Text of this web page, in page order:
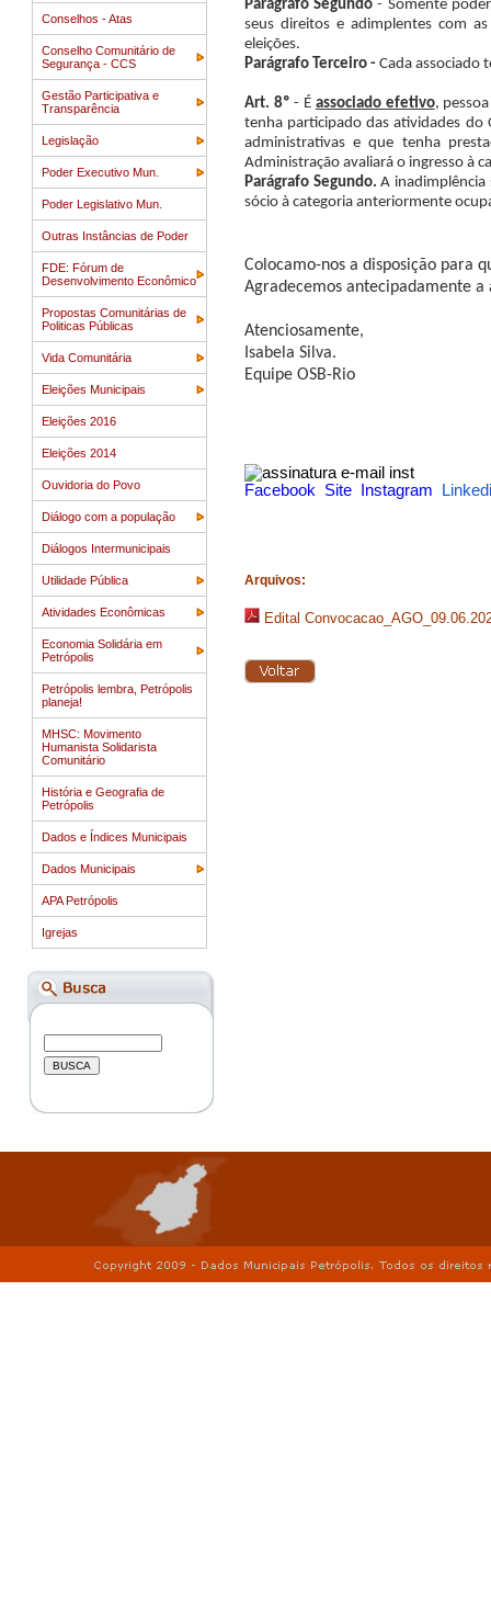
Conselhos - Atas
Conselho Comunitário de
Segurança - CCS
Gestão Participativa e
Transparência
Legislação
Poder Executivo Mun.
Poder Legislativo Mun.
Outras Instâncias de Poder
FDE: Fórum de
Desenvolvimento Econômico
Propostas Comunitárias de
Politicas Públicas
Vida Comunitária
Eleições Municipais
Eleições 2016
Eleições 2014
Ouvidoria do Povo
Diálogo com a população
Diálogos Intermunicipais
Utilidade Pública
Atividades Econômicas
Economia Solidária em
Petrópolis
Petrópolis lembra, Petrópolis
planeja!
MHSC: Movimento
Humanista Solidarista
Comunitário
História e Geografia de
Petrópolis
Dados e Índices Municipais
Dados Municipais
APA Petrópolis
Igrejas
Parágrafo Segundo- Somente
seus direitos e adimplentes com
eleições.
Parágrafo Terceiro - Cada associado
Art. 8º- É associado efetivo,
tenha participado das atividades do
administrativas e que tenha
Administração avaliará o ingresso à
Parágrafo Segundo.A inadimplência
sócio à categoria anteriormente
Colocamo-nos a disposição para
Agradecemos antecipadamente
Atenciosamente,
Isabela Silva.
Equipe OSB-Rio
Facebook Site Instagram
Arquivos:
Edital